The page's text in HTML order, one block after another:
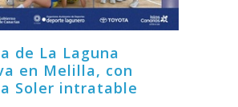
de La Laguna
en Melilla, con
Soler intratable